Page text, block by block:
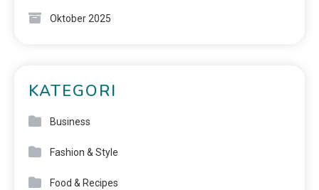
Oktober 2025
KATEGORI
Business
Fashion & Style
Food & Recipes